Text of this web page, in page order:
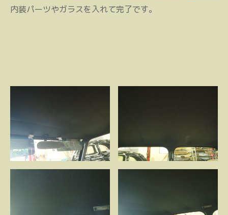
内装パーツやガラスを入れて完了です。